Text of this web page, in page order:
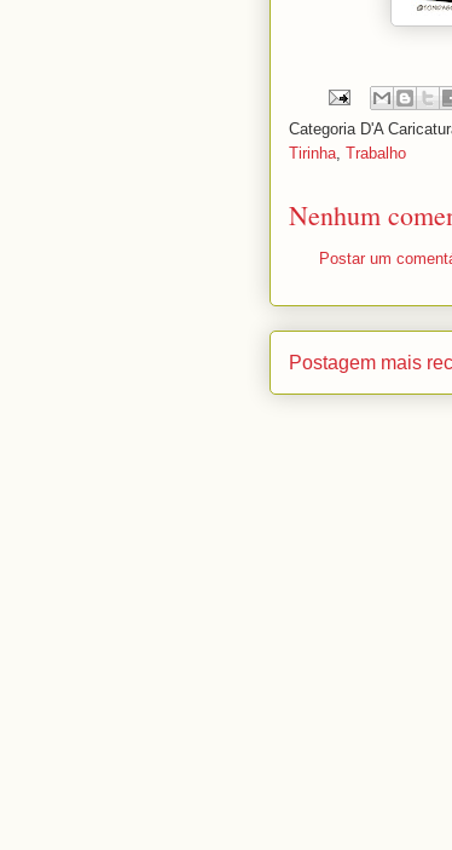
Categoria D'A
Tirinha Trabalho
Nenhum
Postar um
Postagem mais